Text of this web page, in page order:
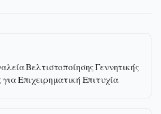
Βελτιστοποίησης Γεννητικής
Επιχειρηματική Επιτυχία